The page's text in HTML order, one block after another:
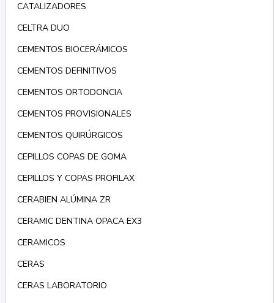
CATALIZADORES
CELTRA DUO
CEMENTOS BIOCERÁMICOS
CEMENTOS DEFINITIVOS
CEMENTOS ORTODONCIA
CEMENTOS PROVISIONALES
CEMENTOS QUIRÚRGICOS
CEPILLOS COPAS DE GOMA
CEPILLOS Y COPAS PROFILAX
CERABIEN ALÚMINA ZR
CERAMIC DENTINA OPACA EX3
CERAMICOS
CERAS
CERAS LABORATORIO